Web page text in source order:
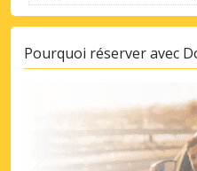
Pourquoi réserver avec